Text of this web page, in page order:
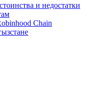
и недостатки
Chain